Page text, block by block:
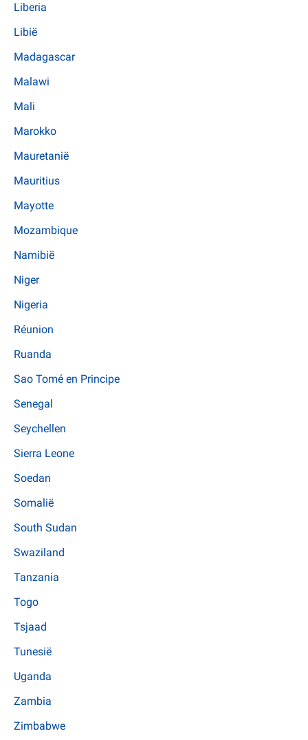
Liberia
Libië
Madagascar
Malawi
Mali
Marokko
Mauretanië
Mauritius
Mayotte
Mozambique
Namibië
Niger
Nigeria
Réunion
Ruanda
Sao Tomé en Principe
Senegal
Seychellen
Sierra Leone
Soedan
Somalië
South Sudan
Swaziland
Tanzania
Togo
Tsjaad
Tunesië
Uganda
Zambia
Zimbabwe